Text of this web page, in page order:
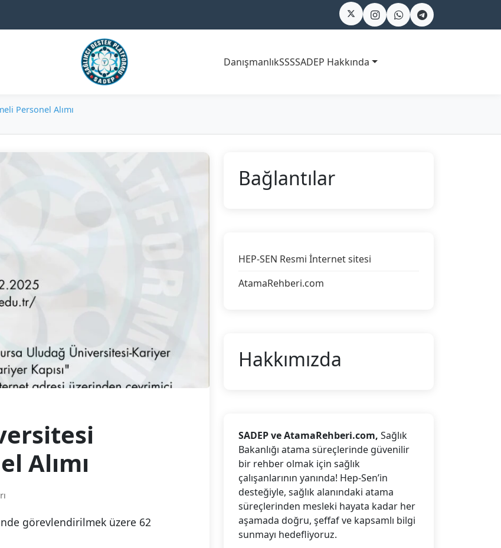
DanışmanlıkSSSSADEP Hakkında
Personel Alımı
Alımı
görevlendirilmek üzere 62
Bağlantılar
HEP-SEN Resmi İnternet sitesi
AtamaRehberi.com
Hakkımızda
SADEP ve AtamaRehberi.com, Sağlık
Bakanlığı atama süreçlerinde güvenilir
bir rehber olmak için sağlık
çalışanlarının yanında! Hep-Sen’in
desteğiyle, sağlık alanındaki atama
süreçlerinden mesleki hayata kadar her
aşamada doğru, şeffaf ve kapsamlı bilgi
sunmayı hedefliyoruz.